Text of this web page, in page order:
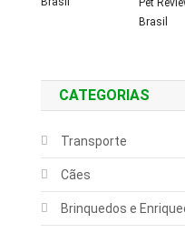
Pet
Brasil
CATEGORIAS
Transporte
Cães
Brinquedos e